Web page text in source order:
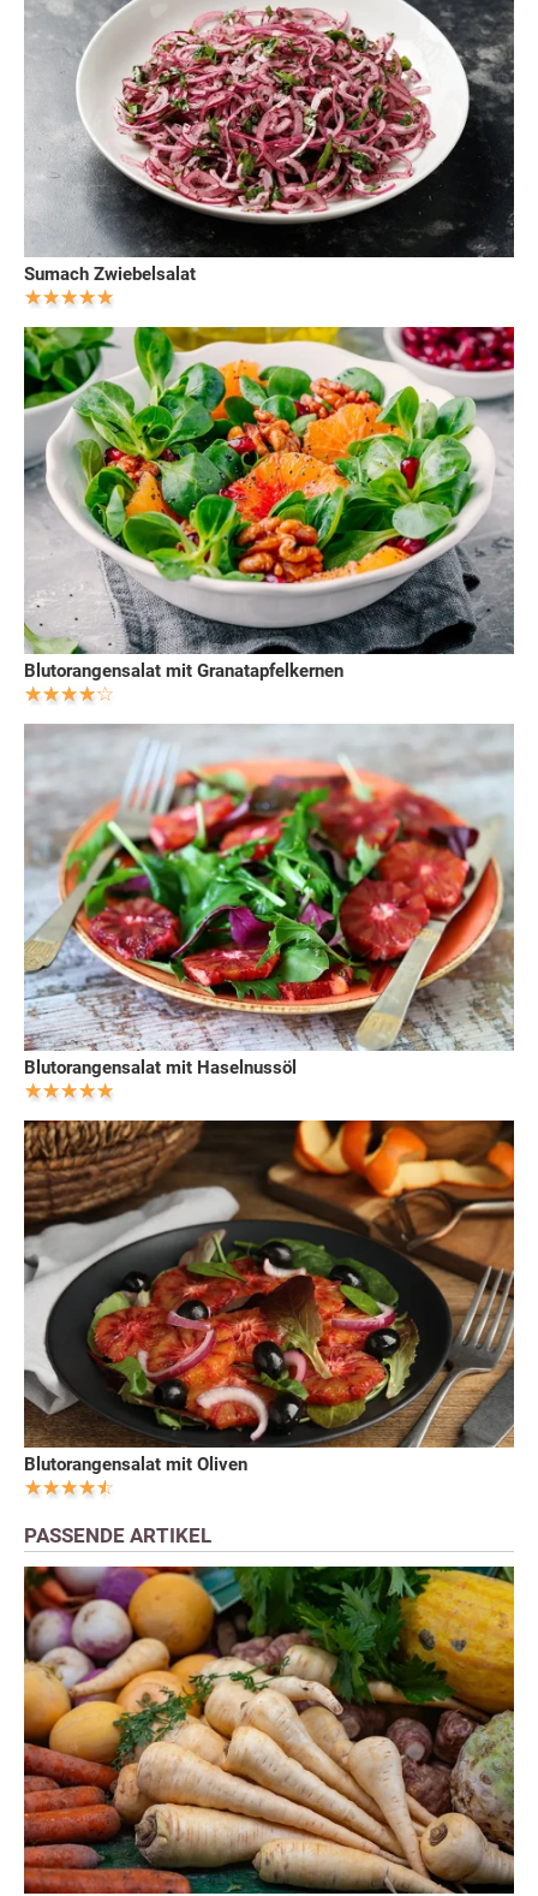
Sumach Zwiebelsalat
Blutorangensalat mit Granatapfelkernen
Blutorangensalat mit Haselnussöl
Blutorangensalat mit Oliven
PASSENDE ARTIKEL